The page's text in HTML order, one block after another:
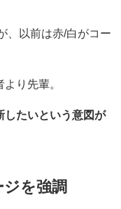
、以前は赤/白がコー
り先輩。
したいという意図が
を強調